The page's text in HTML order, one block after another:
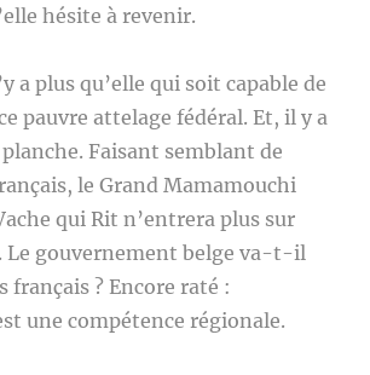
hésite à revenir.
a plus qu’elle qui soit capable de
pauvre attelage fédéral. Et, il y a
Faisant semblant de
le Grand Mamamouchi
qui Rit n’entrera plus sur
Le gouvernement belge va-t-il
français ? Encore raté :
une compétence régionale.